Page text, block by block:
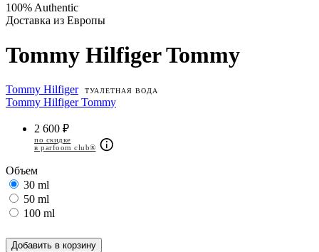
100% Authentic
Доставка из Европы
Tommy Hilfiger Tommy
Tommy Hilfiger ТУАЛЕТНАЯ ВОДА
Tommy Hilfiger Tommy
2 600 ₽
по скидке
в parfoom club®
Объем
30 ml
50 ml
100 ml
Добавить в корзину